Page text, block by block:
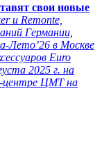
свои новые
и Remonte,
Германии,
Лето’26 в Москве
Euro
2025 г. на
центре ЦМТ на